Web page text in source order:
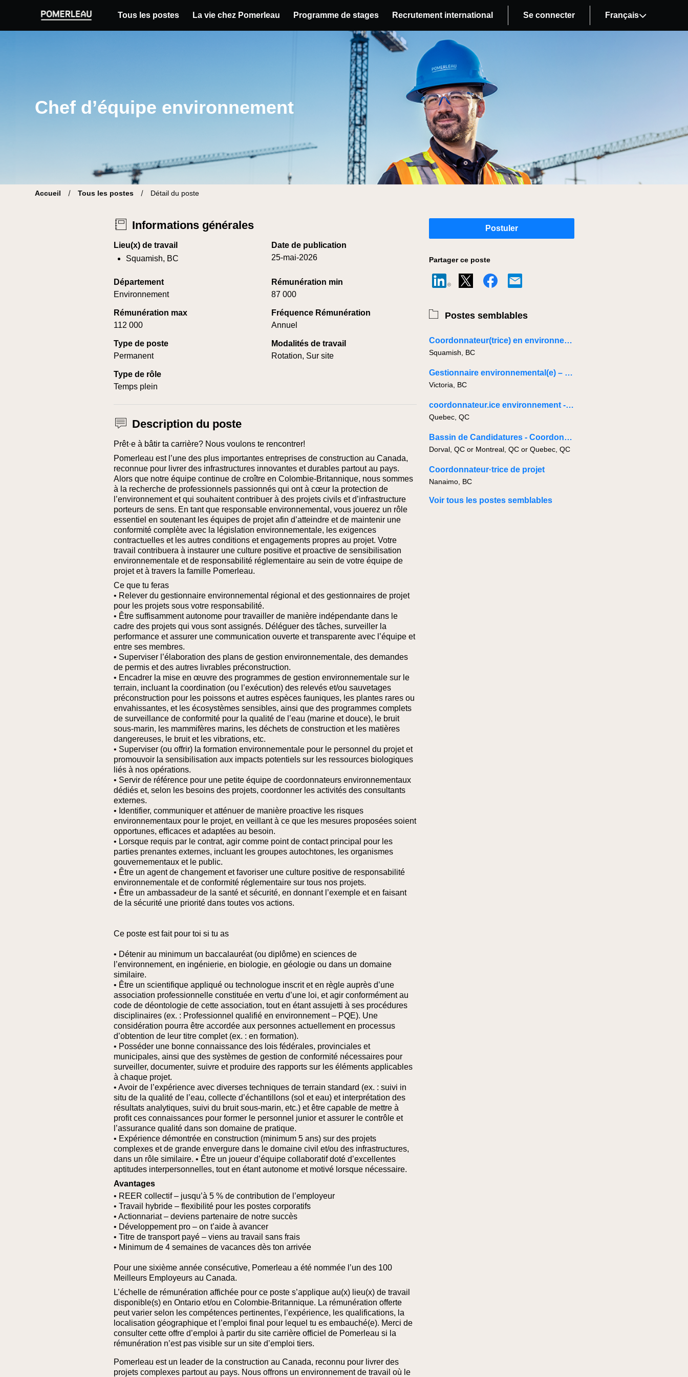
Pomerleau Site carrière | Trouve ton nouveau poste
Tous les postes La vie chez Pomerleau Programme de stages Recrutement international Se connecter Français
Chef d’équipe environnement
Accueil Tous les postes Détail du poste
Informations générales
Lieu(x) de travail
Squamish, BC
Date de publication
25-mai-2026
Département
Environnement
Rémunération min
87 000
Rémunération max
112 000
Fréquence Rémunération
Annuel
Type de poste
Permanent
Modalités de travail
Rotation, Sur site
Type de rôle
Temps plein
Description du poste
Prêt·e à bâtir ta carrière? Nous voulons te rencontrer!
Pomerleau est l’une des plus importantes entreprises de construction au Canada,
reconnue pour livrer des infrastructures innovantes et durables partout au pays.
Alors que notre équipe continue de croître en Colombie-Britannique, nous sommes
à la recherche de professionnels passionnés qui ont à cœur la protection de
l’environnement et qui souhaitent contribuer à des projets civils et d’infrastructure
porteurs de sens. En tant que responsable environnemental, vous jouerez un rôle
essentiel en soutenant les équipes de projet afin d’atteindre et de maintenir une
conformité complète avec la législation environnementale, les exigences
contractuelles et les autres conditions et engagements propres au projet. Votre
travail contribuera à instaurer une culture positive et proactive de sensibilisation
environnementale et de responsabilité réglementaire au sein de votre équipe de
projet et à travers la famille Pomerleau.
Ce que tu feras
• Relever du gestionnaire environnemental régional et des gestionnaires de projet
pour les projets sous votre responsabilité.
• Être suffisamment autonome pour travailler de manière indépendante dans le
cadre des projets qui vous sont assignés. Déléguer des tâches, surveiller la
performance et assurer une communication ouverte et transparente avec l’équipe et
entre ses membres.
• Superviser l’élaboration des plans de gestion environnementale, des demandes
de permis et des autres livrables préconstruction.
• Encadrer la mise en œuvre des programmes de gestion environnementale sur le
terrain, incluant la coordination (ou l’exécution) des relevés et/ou sauvetages
préconstruction pour les poissons et autres espèces fauniques, les plantes rares ou
envahissantes, et les écosystèmes sensibles, ainsi que des programmes complets
de surveillance de conformité pour la qualité de l’eau (marine et douce), le bruit
sous-marin, les mammifères marins, les déchets de construction et les matières
dangereuses, le bruit et les vibrations, etc.
• Superviser (ou offrir) la formation environnementale pour le personnel du projet et
promouvoir la sensibilisation aux impacts potentiels sur les ressources biologiques
liés à nos opérations.
• Servir de référence pour une petite équipe de coordonnateurs environnementaux
dédiés et, selon les besoins des projets, coordonner les activités des consultants
externes.
• Identifier, communiquer et atténuer de manière proactive les risques
environnementaux pour le projet, en veillant à ce que les mesures proposées soient
opportunes, efficaces et adaptées au besoin.
• Lorsque requis par le contrat, agir comme point de contact principal pour les
parties prenantes externes, incluant les groupes autochtones, les organismes
gouvernementaux et le public.
• Être un agent de changement et favoriser une culture positive de responsabilité
environnementale et de conformité réglementaire sur tous nos projets.
• Être un ambassadeur de la santé et sécurité, en donnant l’exemple et en faisant
de la sécurité une priorité dans toutes vos actions.
Ce poste est fait pour toi si tu as
• Détenir au minimum un baccalauréat (ou diplôme) en sciences de
l’environnement, en ingénierie, en biologie, en géologie ou dans un domaine
similaire.
• Être un scientifique appliqué ou technologue inscrit et en règle auprès d’une
association professionnelle constituée en vertu d’une loi, et agir conformément au
code de déontologie de cette association, tout en étant assujetti à ses procédures
disciplinaires (ex. : Professionnel qualifié en environnement – PQE). Une
considération pourra être accordée aux personnes actuellement en processus
d’obtention de leur titre complet (ex. : en formation).
• Posséder une bonne connaissance des lois fédérales, provinciales et
municipales, ainsi que des systèmes de gestion de conformité nécessaires pour
surveiller, documenter, suivre et produire des rapports sur les éléments applicables
à chaque projet.
• Avoir de l’expérience avec diverses techniques de terrain standard (ex. : suivi in
situ de la qualité de l’eau, collecte d’échantillons (sol et eau) et interprétation des
résultats analytiques, suivi du bruit sous-marin, etc.) et être capable de mettre à
profit ces connaissances pour former le personnel junior et assurer le contrôle et
l’assurance qualité dans son domaine de pratique.
• Expérience démontrée en construction (minimum 5 ans) sur des projets
complexes et de grande envergure dans le domaine civil et/ou des infrastructures,
dans un rôle similaire. • Être un joueur d’équipe collaboratif doté d’excellentes
aptitudes interpersonnelles, tout en étant autonome et motivé lorsque nécessaire.
Avantages
• REER collectif – jusqu’à 5 % de contribution de l’employeur
• Travail hybride – flexibilité pour les postes corporatifs
• Actionnariat – deviens partenaire de notre succès
• Développement pro – on t’aide à avancer
• Titre de transport payé – viens au travail sans frais
• Minimum de 4 semaines de vacances dès ton arrivée
Pour une sixième année consécutive, Pomerleau a été nommée l’un des 100
Meilleurs Employeurs au Canada.
L’échelle de rémunération affichée pour ce poste s’applique au(x) lieu(x) de travail
disponible(s) en Ontario et/ou en Colombie‑Britannique. La rémunération offerte
peut varier selon les compétences pertinentes, l’expérience, les qualifications, la
localisation géographique et l’emploi final pour lequel tu es embauché(e). Merci de
consulter cette offre d’emploi à partir du site carrière officiel de Pomerleau si la
rémunération n’est pas visible sur un site d’emploi tiers.
Pomerleau est un leader de la construction au Canada, reconnu pour livrer des
projets complexes partout au pays. Nous offrons un environnement de travail où le
Postuler
Partager ce poste
Postes semblables
Coordonnateur(trice) en environnement
Squamish, BC
Gestionnaire environnemental(e) – Île de Vancouver
Victoria, BC
coordonnateur.ice environnement - Mobile au Québec
Quebec, QC
Bassin de Candidatures - Coordonnateur·trice de projets - Civil & Infrastructure
Dorval, QC or Montreal, QC or Quebec, QC
Coordonnateur·trice de projet
Nanaimo, BC
Voir tous les postes semblables